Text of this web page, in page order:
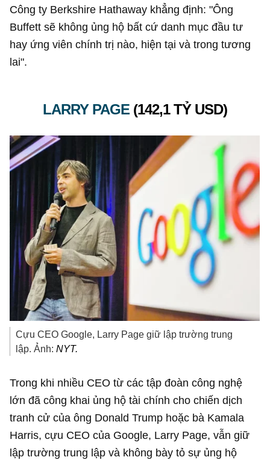
Công ty Berkshire Hathaway khẳng định: "Ông
Buffett sẽ không ủng hộ bất cứ danh mục đầu tư
hay ứng viên chính trị nào, hiện tại và trong tương
lai".
LARRY PAGE (142,1 TỶ USD)
Cựu CEO Google, Larry Page giữ lập trường trung
lập. Ảnh:NYT.
Trong khi nhiều CEO từ các tập đoàn công nghệ
lớn đã công khai ủng hộ tài chính cho chiến dịch
tranh cử của ông Donald Trump hoặc bà Kamala
Harris, cựu CEO của Google, Larry Page, vẫn giữ
lập trường trung lập và không bày tỏ sự ủng hộ